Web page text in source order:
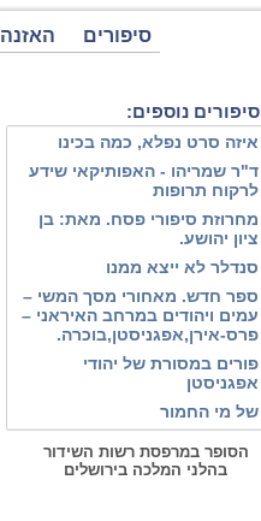
סיפורים האזנה
סיפורים נוספים:
איזה סרט נפלא, כמה בכינו
ד"ר שמריהו - האפותיקאי שידע
לרקוח תרופות
מחרוזת סיפורי פסח. מאת: בן
ציון יהושע.
סנדלר לא ייצא ממנו
ספר חדש. מאחורי מסך המשי –
עמים ויהודים במרחב האיראני –
פרס-אירן,אפגניסטן,בוכרה.
פורים במסורת של יהודי
אפגניסטן
של מי החמור
הסופר במרפסת רשות השידור
בהלני המלכה בירושלים